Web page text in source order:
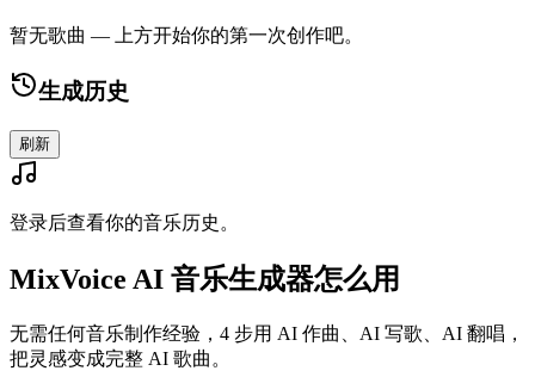
暂无歌曲 — 上方开始你的第一次创作吧。
生成历史
刷新
登录后查看你的音乐历史。
MixVoice AI 音乐生成器怎么用
无需任何音乐制作经验，4 步用 AI 作曲、AI 写歌、AI 翻唱，
把灵感变成完整 AI 歌曲。